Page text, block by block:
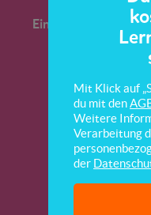
Ein weiteres
Robotern.
Mit Klick auf
du mit den
Weitere
Verarbeitung
der